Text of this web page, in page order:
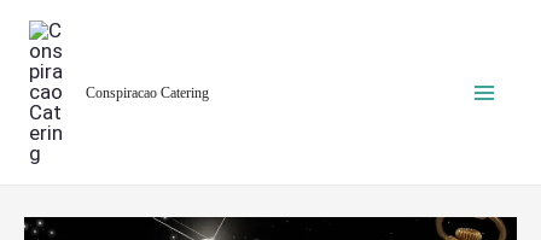
para
conteúdo
Conspiracao Catering